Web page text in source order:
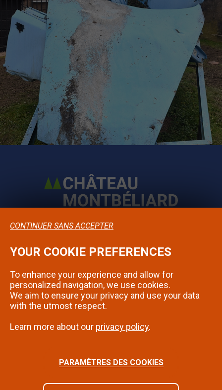
Mentions légales
Contact
YOUR COOKIE PREFERENCES
To enhance your experience and allow for
personalized navigation, we use cookies.
We aim to ensure your privacy and use your data
with the utmost respect.
Learn more about our privacy policy.
PARAMÈTRES DES COOKIES
CONTINUER SANS ACCEPTER